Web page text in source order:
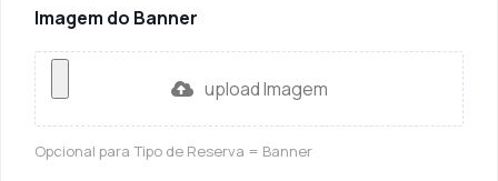
Imagem do Banner
upload Imagem
Opcional para Tipo de Reserva = Banner